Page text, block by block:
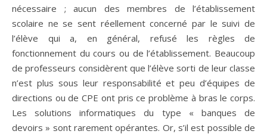
nécessaire ; aucun des membres de l’établissement
scolaire ne se sent réellement concerné par le suivi de
l’élève qui a, en général, refusé les règles de
fonctionnement du cours ou de l’établissement. Beaucoup
de professeurs considèrent que l’élève sorti de leur classe
n’est plus sous leur responsabilité et peu d’équipes de
directions ou de CPE ont pris ce problème à bras le corps.
Les solutions informatiques du type « banques de
devoirs » sont rarement opérantes. Or, s’il est possible de